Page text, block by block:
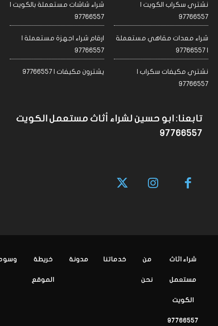
نشتري سكراب الكويت |
97766557
شراء شاشات مستعملة بالكويت |
97766557
شراء معدات مقاهي مستعملة
| 97766557
ارقام شراء اجهزة مستعملة |
97766557
نشتري مكيفات سكراب |
97766557
يشترون مكيفات | 97766557
تابعنا: ابو حسين لشراء أثاث مستعمل الكويت
97766557
شراء اثاث
مستعمل
الكويت
97766557
من
نحن
خدماتنا مدونة خريطة
الموقع